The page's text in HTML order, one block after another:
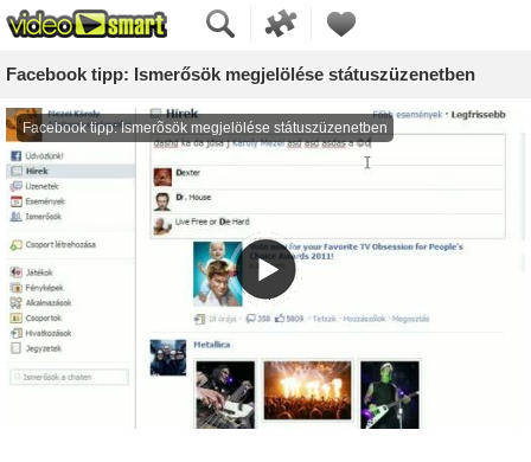
Facebook tipp: Ismerősök megjelölése státuszüzenetben